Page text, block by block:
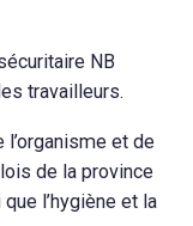
NB
travailleurs.
et de
de la province
l’hygiène et la